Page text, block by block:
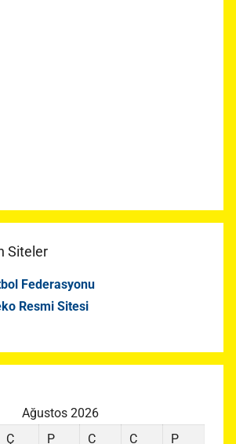
Siteler
Federasyonu
Resmi Sitesi
Ağustos 2026
Ç P C C
P